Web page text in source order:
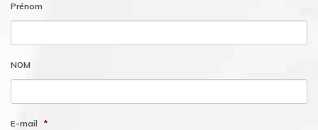
Prénom
NOM
E-mail *